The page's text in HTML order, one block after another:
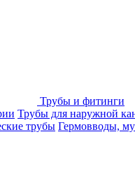
Трубы и фитинги
Трубы для наружной
трубы Гермовводы,